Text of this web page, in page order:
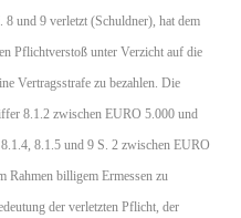
und 9 verletzt (Schuldner), hat dem
Pflichtverstoß unter Verzicht auf die
Vertragsstrafe zu bezahlen. Die
8.1.2 zwischen EURO 5.000 und
8.1.5 und 9 S. 2 zwischen EURO
Rahmen billigem Ermessen zu
der verletzten Pflicht, der